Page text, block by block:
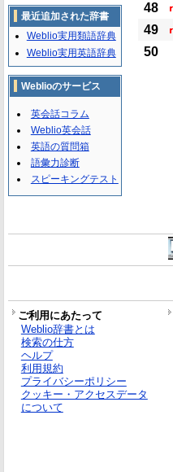
48
49
50
最近追加された辞書
Weblio実用類語辞典
Weblio実用英語辞典
Weblioのサービス
英会話コラム
Weblio英会話
英語の質問箱
語彙力診断
スピーキングテスト
ご利用にあたって
Weblio辞書とは
検索の仕方
ヘルプ
利用規約
プライバシーポリシー
クッキー・アクセスデータ
について